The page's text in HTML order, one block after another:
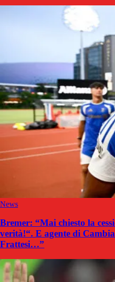
News
Bremer: “Mai chiesto la
verità!“. E agente di
Frattesi…”